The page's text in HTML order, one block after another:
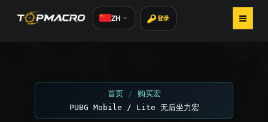
ZH 登录
购买宏
安装方法
首页
购买宏
PUBG Mobile / Lite 无后坐力宏